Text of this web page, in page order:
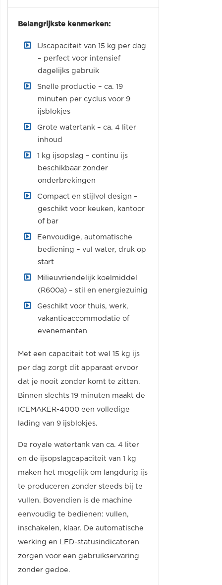
Belangrijkste kenmerken:
IJscapaciteit van 15 kg per dag
– perfect voor intensief
dagelijks gebruik
Snelle productie – ca. 19
minuten per cyclus voor 9
ijsblokjes
Grote watertank – ca. 4 liter
inhoud
1 kg ijsopslag – continu ijs
beschikbaar zonder
onderbrekingen
Compact en stijlvol design –
geschikt voor keuken, kantoor
of bar
Eenvoudige, automatische
bediening – vul water, druk op
start
Milieuvriendelijk koelmiddel
(R600a) – stil en energiezuinig
Geschikt voor thuis, werk,
vakantieaccommodatie of
evenementen
Met een capaciteit tot wel 15 kg ijs
per dag zorgt dit apparaat ervoor
dat je nooit zonder komt te zitten.
Binnen slechts 19 minuten maakt de
ICEMAKER-4000 een volledige
lading van 9 ijsblokjes.
De royale watertank van ca. 4 liter
en de ijsopslagcapaciteit van 1 kg
maken het mogelijk om langdurig ijs
te produceren zonder steeds bij te
vullen. Bovendien is de machine
eenvoudig te bedienen: vullen,
inschakelen, klaar. De automatische
werking en LED-statusindicatoren
zorgen voor een gebruikservaring
zonder gedoe.